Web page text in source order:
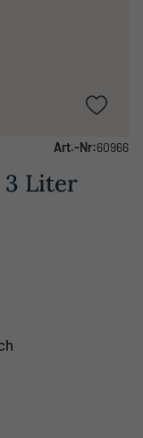
Art.-Nr:60966
3 Liter